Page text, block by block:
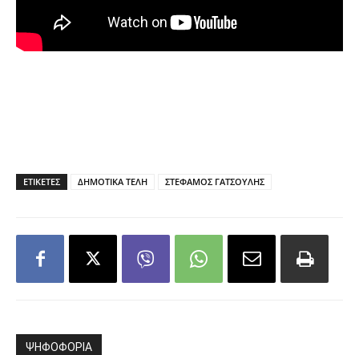
ΕΤΙΚΕΤΕΣ ΔΗΜΟΤΙΚΑ ΤΕΛΗ ΣΤΕΦΑΜΟΣ ΓΑΤΣΟΥΛΗΣ
ΨΗΦΟΦΟΡΙΑ